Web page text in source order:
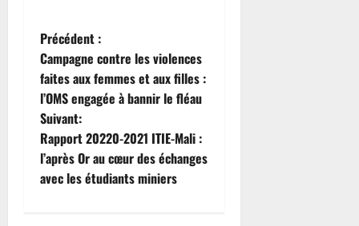
N
a
v
i
g
Précédent :
Campagne contre les violences
faites aux femmes et aux filles :
l’OMS engagée à bannir le fléau
Suivant:
Rapport 20220-2021 ITIE-Mali :
l’après Or au cœur des échanges
avec les étudiants miniers